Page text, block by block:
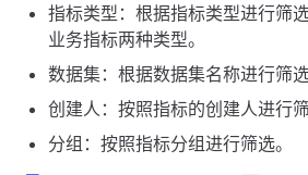
指标类型：根据指标类型进行筛
业务指标两种类型。
数据集：根据数据集名称进行筛选
创建人：按照指标的创建人进行筛
分组：按照指标分组进行筛选。